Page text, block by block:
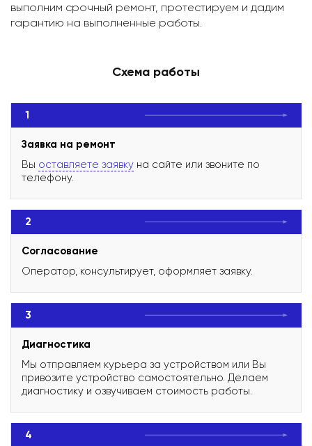
выполним срочный ремонт, протестируем и дадим
гарантию на выполненные работы.
Схема работы
1
Заявка на ремонт
Вы оставляете заявку на сайте или звоните по
телефону.
2
Согласование
Оператор, консультирует, оформляет заявку.
3
Диагностика
Мы отправляем курьера за устройством или Вы
привозите устройство самостоятельно. Делаем
диагностику и озвучиваем стоимость работы.
4